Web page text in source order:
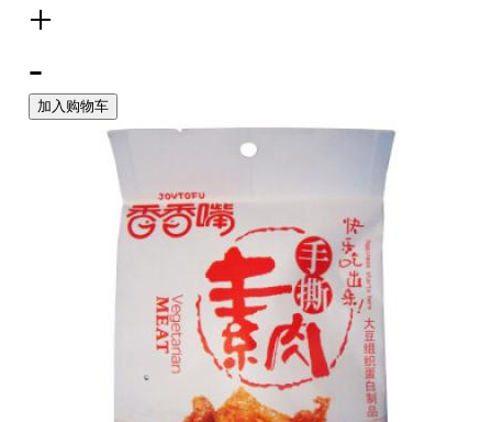
+
-
加入购物车